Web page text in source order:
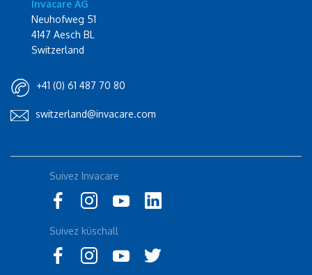
Invacare AG
Neuhofweg 51
4147 Aesch BL
Switzerland
+41 (0) 61 487 70 80
switzerland@invacare.com
Suivez Invacare
Suivez küschall
Rolli-Community
Instagram
küschall